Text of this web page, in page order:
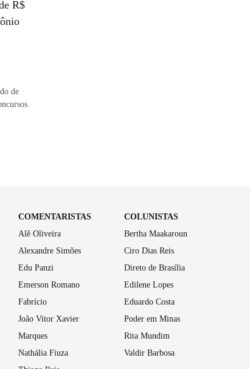
R$
de
COMENTARISTAS
Alê Oliveira
Alexandre Simões
Edu Panzi
Emerson Romano
Fabrício
João Vitor Xavier
Marques
Nathália Fiuza
COLUNISTAS
Bertha Maakaroun
Ciro Dias Reis
Direto de Brasília
Edilene Lopes
Eduardo Costa
Poder em Minas
Rita Mundim
Valdir Barbosa